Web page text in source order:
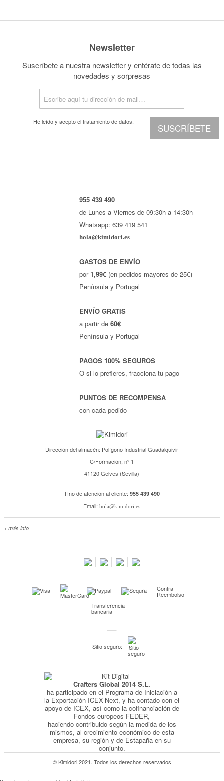
Newsletter
Suscríbete a nuestra newsletter y entérate de todas las
novedades y sorpresas
SUSCRÍBETE
He leído y acepto eltratamiento de datos.
955 439 490
de Lunes a Viernes de 09:30h a 14:30h
Whatsapp: 639 419 541
hola@kimidori.es
GASTOS DE ENVÍO
por 1,99€ (en pedidos mayores de 25€)
Península y Portugal
ENVÍO GRATIS
a partir de60€
Península y Portugal
PAGOS 100% SEGUROS
O si lo prefieres, fracciona tu pago
PUNTOS DE RECOMPENSA
con cada pedido
Dirección del almacén: Polígono Industrial Guadalquivir
C/Formación, nº 1
41120 Gelves (Sevilla)
Tfno de atención al cliente: 955 439 490
Email: hola@kimidori.es
+ más info
Kimidori PRINT, nuestro servicio de impresión de fotos
Pago seguro y financiación
Condiciones generales de Compra
Política de Privacidad
Política de Cookies
Contra
Reembolso
Transferencia
bancaria
Sitio seguro:
Crafters Global 2014 S.L.
ha participado en el Programa de Iniciación a
la Exportación ICEX-Next, y ha contado con el
apoyo de ICEX, así como la cofinanciación de
Fondos europeos FEDER,
haciendo contribuido según la medida de los
mismos, al crecimiento económico de esta
empresa, su región y de Estapaña en su
conjunto.
© Kimidori 2021. Todos los derechos reservados